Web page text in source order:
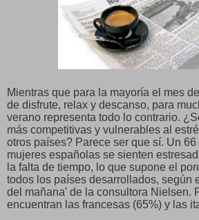
Mientras que para la mayoría el mes
de disfrute, relax y descanso, para
verano representa todo lo contrario.
más competitivas y vulnerables al
otros países? Parece ser que sí. Un
mujeres españolas se sienten
la falta de tiempo, lo que supone el
todos los países desarrollados, según
del mañana' de la consultora Nielsen.
encuentran las francesas (65%) y las